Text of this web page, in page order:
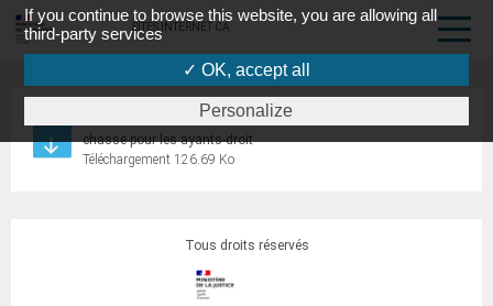
SITES INTERNET CA
Formulaire d’indemnisation accident de la circulation ou de
chasse pour les ayants-droit
Téléchargement 126.69 Ko
Tous droits réservés
If you continue to browse this website, you are allowing all
third-party services
✓ OK, accept all
Personalize